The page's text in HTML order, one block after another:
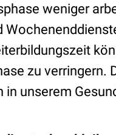
weniger
zu verringern.
in unserem